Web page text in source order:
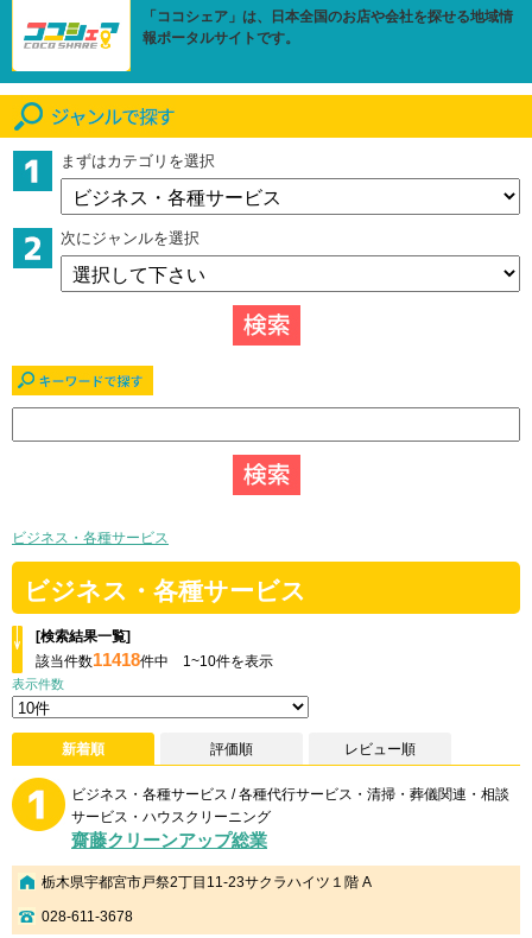
「ココシェア」は、日本全国のお店や会社を探せる地域情
報ポータルサイトです。
まずはカテゴリを選択
次にジャンルを選択
ビジネス・各種サービス
ビジネス・各種サービス
[検索結果一覧]
該当件数11418件中 1~10件を表示
表示件数
新着順 評価順 レビュー順
ビジネス・各種サービス / 各種代行サービス・清掃・葬儀関連・相談
サービス・ハウスクリーニング
齋藤クリーンアップ総業
栃木県宇都宮市戸祭2丁目11-23サクラハイツ１階 A
028-611-3678